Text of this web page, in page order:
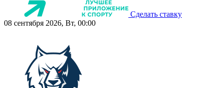
Сделать ставку
08 сентября 2026, Вт, 00:00